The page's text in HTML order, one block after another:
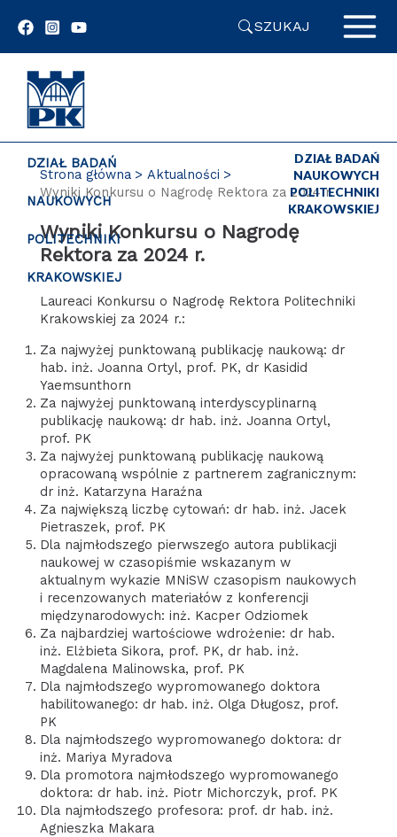
SZUKAJ
DZIAŁ BADAŃ
NAUKOWYCH
POLITECHNIKI
KRAKOWSKIEJ
DZIAŁ BADAŃ
NAUKOWYCH
POLITECHNIKI
KRAKOWSKIEJ
Strona główna
Aktualności
Wyniki Konkursu o Nagrodę Rektora za 2024 r.
Wyniki Konkursu o Nagrodę
Rektora za 2024 r.
Laureaci Konkursu o Nagrodę Rektora Politechniki
Krakowskiej za 2024 r.:
Za najwyżej punktowaną publikację naukową: dr
hab. inż. Joanna Ortyl, prof. PK, dr Kasidid
Yaemsunthorn
Za najwyżej punktowaną interdyscyplinarną
publikację naukową: dr hab. inż. Joanna Ortyl,
prof. PK
Za najwyżej punktowaną publikację naukową
opracowaną wspólnie z partnerem zagranicznym:
dr inż. Katarzyna Haraźna
Za największą liczbę cytowań: dr hab. inż. Jacek
Pietraszek, prof. PK
Dla najmłodszego pierwszego autora publikacji
naukowej w czasopiśmie wskazanym w
aktualnym wykazie MNiSW czasopism naukowych
i recenzowanych materiałów z konferencji
międzynarodowych: inż. Kacper Odziomek
Za najbardziej wartościowe wdrożenie: dr hab.
inż. Elżbieta Sikora, prof. PK, dr hab. inż.
Magdalena Malinowska, prof. PK
Dla najmłodszego wypromowanego doktora
habilitowanego: dr hab. inż. Olga Długosz, prof.
PK
Dla najmłodszego wypromowanego doktora: dr
inż. Mariya Myradova
Dla promotora najmłodszego wypromowanego
doktora: dr hab. inż. Piotr Michorczyk, prof. PK
Dla najmłodszego profesora: prof. dr hab. inż.
Agnieszka Makara